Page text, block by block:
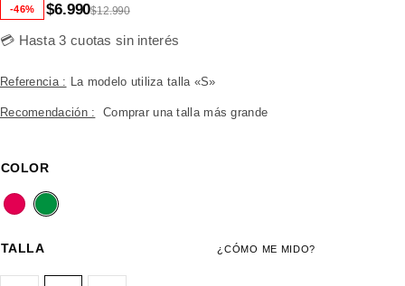
-46% $12.990
$6.990
💳 Hasta 3 cuotas sin interés
Referencia : La modelo utiliza talla «S»
Recomendación : Comprar una talla más grande
COLOR
¿CÓMO ME MIDO?
TALLA